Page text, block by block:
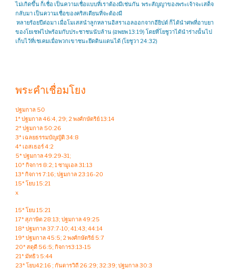
ไม่เกิดขึ้น ก็เชื่อ เป็นความเชื่อแบบที่เราต้องมีเช่นกัน พระสัญญาของพระเจ้าจะเสด็จ
กลับมา เป็นความเชื่อของคริสเตียนที่จะต้องมี
หลายร้อยปีต่อมา เมื่อโมเสสนำลูกหลานอิสราเอลออกจากอียิปต์ ก็ได้นำศพที่อาบยา
ของโยเซฟไปพร้อมกับประชาชนนับล้าน (อพยพ 13:19) โดยที่โยชูวาได้นำร่างนั้นไป
เก็บไว้ที่เชเคมเมื่อพวกเขาชนะยึดดินแดนได้ (โยชูวา 24:32)
พระคำเชื่อมโยง
ปฐมกาล 50
1* ปฐมกาล 46:4, 29; 2 พงศ์กษัตริย์ 13:14
2* ปฐมกาล 50:26
3* เฉลยธรรมบัญญัติ 34:8
4* เอสเธอร์ 4:2
5* ปฐมกาล 49:29-31;
10* กิจการ 8:2; 1 ซามูเอล 31:13
13* กิจการ 7:16; ปฐมกาล 23:16-20
15* โยบ 15:21
x
15* โยบ 15:21
17* สุภาษิต 28:13; ปฐมกาล 49:25
18* ปฐมกาล 37:7-10; 41:43; 44:14
19* ปฐมกาล 45:5; 2 พงศ์กษัตริย์ 5:7
20* สดุดี 56:5; กิจการ3:13-15
21* มัทธิว 5:44
23* โยบ42:16 ; กันดารวิถี 26:29; 32:39; ปฐมกาล 30:3